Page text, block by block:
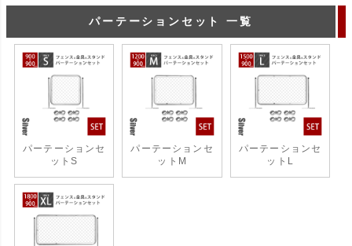
パーテーションセット 一覧
パーテーションセ
ットS
パーテーションセ
ットM
パーテーションセ
ットL